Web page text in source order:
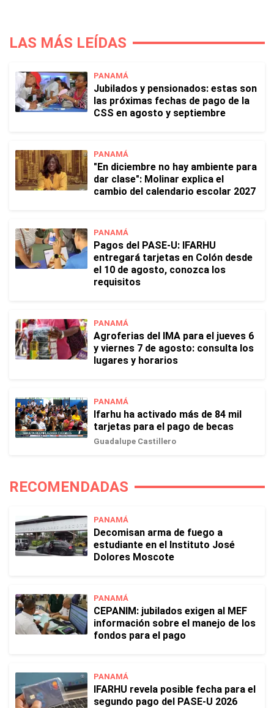
LAS MÁS LEÍDAS
PANAMÁ
Jubilados y pensionados: estas son
las próximas fechas de pago de la
CSS en agosto y septiembre
PANAMÁ
"En diciembre no hay ambiente para
dar clase": Molinar explica el
cambio del calendario escolar 2027
PANAMÁ
Pagos del PASE-U: IFARHU
entregará tarjetas en Colón desde
el 10 de agosto, conozca los
requisitos
PANAMÁ
Agroferias del IMA para el jueves 6
y viernes 7 de agosto: consulta los
lugares y horarios
PANAMÁ
Ifarhu ha activado más de 84 mil
tarjetas para el pago de becas
Guadalupe Castillero
RECOMENDADAS
PANAMÁ
Decomisan arma de fuego a
estudiante en el Instituto José
Dolores Moscote
PANAMÁ
CEPANIM: jubilados exigen al MEF
información sobre el manejo de los
fondos para el pago
PANAMÁ
IFARHU revela posible fecha para el
segundo pago del PASE-U 2026